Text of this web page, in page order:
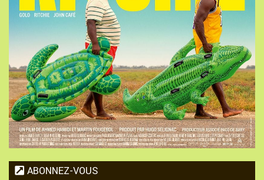
ABONNEZ-VOUS